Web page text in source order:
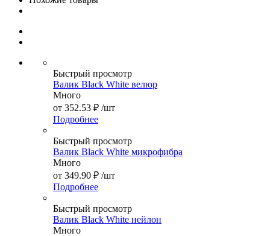
Быстрый просмотр
Валик Black White велюр
Много
от 352.53 ₽ /шт
Подробнее
Быстрый просмотр
Валик Black White микрофибра
Много
от 349.90 ₽ /шт
Подробнее
Быстрый просмотр
Валик Black White нейлон
Много